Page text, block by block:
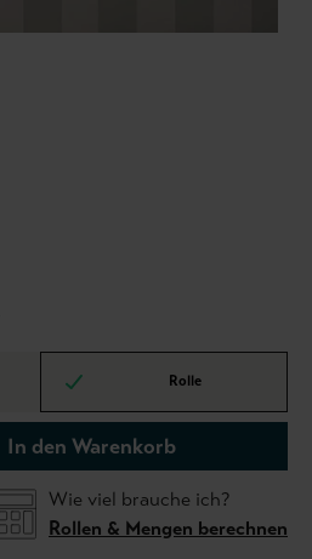
Rolle
In den Warenkorb
Wie viel brauche ich?
Rollen & Mengen berechnen